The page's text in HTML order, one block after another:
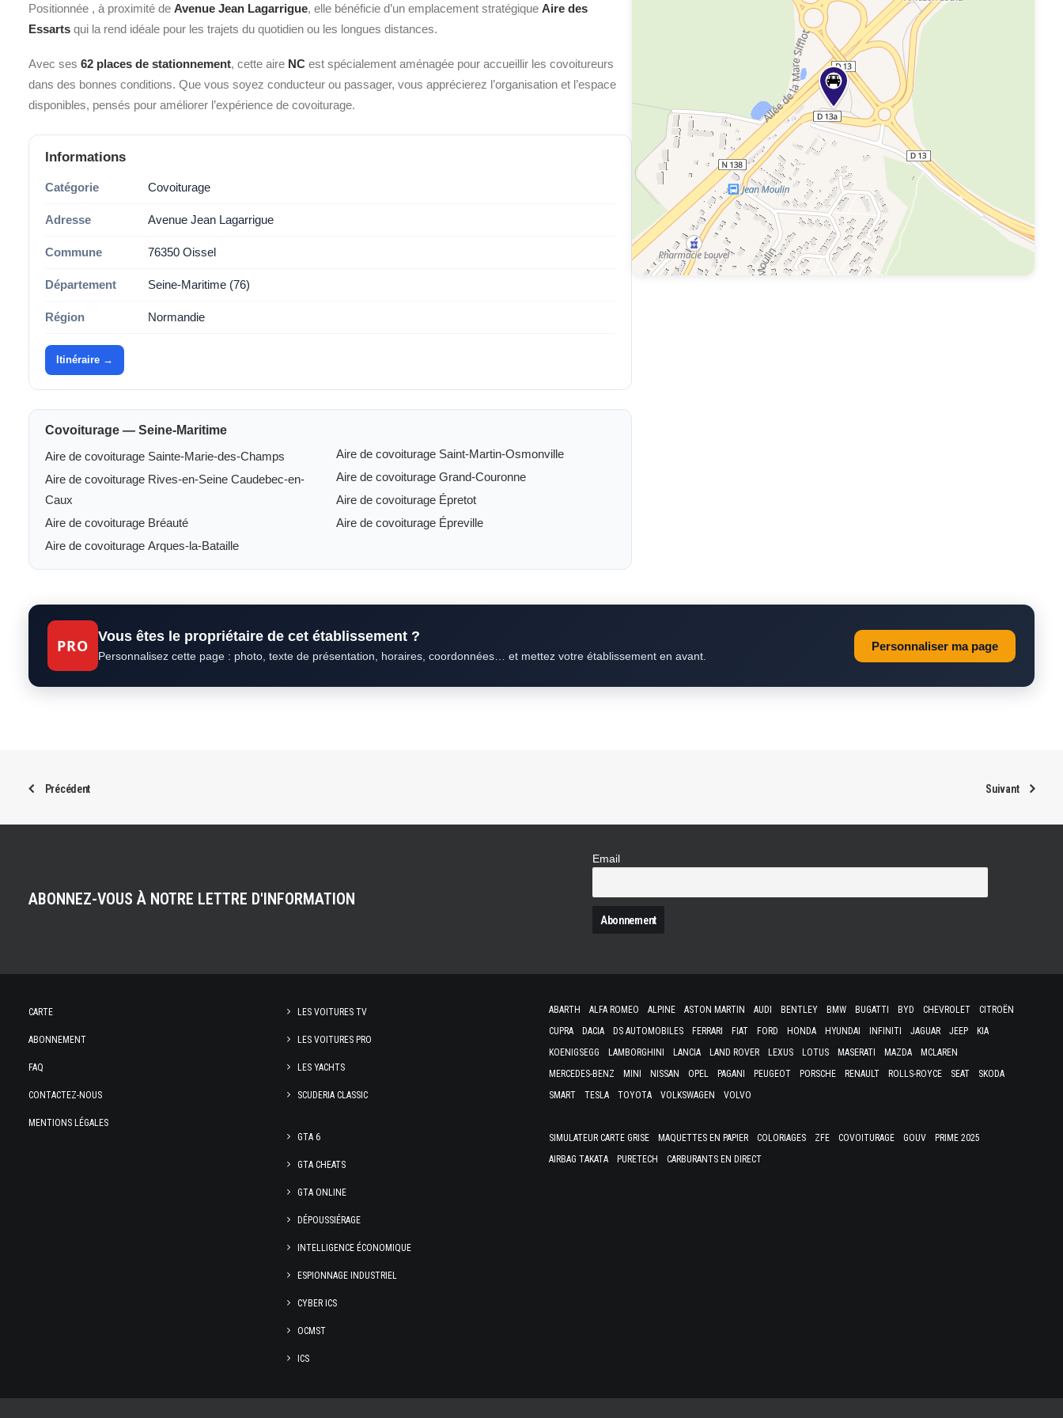
Positionnée , à proximité de Avenue Jean Lagarrigue, elle bénéficie d’un emplacement stratégique Aire des
Essarts qui la rend idéale pour les trajets du quotidien ou les longues distances.
Avec ses 62 places de stationnement, cette aire NC est spécialement aménagée pour accueillir les covoitureurs
dans des bonnes conditions. Que vous soyez conducteur ou passager, vous apprécierez l’organisation et l’espace
disponibles, pensés pour améliorer l’expérience de covoiturage.
Informations
Catégorie Covoiturage
Adresse Avenue Jean Lagarrigue
Commune 76350 Oissel
Département Seine-Maritime (76)
Région Normandie
Itinéraire →
Covoiturage — Seine-Maritime
Aire de covoiturage Sainte-Marie-des-Champs
Aire de covoiturage Rives-en-Seine Caudebec-en-
Caux
Aire de covoiturage Bréauté
Aire de covoiturage Arques-la-Bataille
Aire de covoiturage Saint-Martin-Osmonville
Aire de covoiturage Grand-Couronne
Aire de covoiturage Épretot
Aire de covoiturage Épreville
PRO
Vous êtes le propriétaire de cet établissement ?
Personnalisez cette page : photo, texte de présentation, horaires, coordonnées… et mettez votre établissement en avant.
Personnaliser ma page
Précédent Suivant
ABONNEZ-VOUS À NOTRE LETTRE D'INFORMATION
Email
CARTE
ABONNEMENT
FAQ
CONTACTEZ-NOUS
MENTIONS LÉGALES
LES VOITURES TV
LES VOITURES PRO
LES YACHTS
SCUDERIA CLASSIC
GTA 6
GTA CHEATS
GTA ONLINE
DÉPOUSSIÉRAGE
INTELLIGENCE ÉCONOMIQUE
ESPIONNAGE INDUSTRIEL
CYBER ICS
OCMST
ICS
ABARTH ALFA ROMEO ALPINE ASTON MARTIN AUDI BENTLEY BMW BUGATTI BYD CHEVROLET
CITROËN
CUPRA
DACIA DS AUTOMOBILES FERRARI FIAT FORD HONDA HYUNDAI INFINITI JAGUAR JEEP
KIA
KOENIGSEGG
LAMBORGHINI LANCIA LAND ROVER LEXUS LOTUS MASERATI MAZDA
MCLAREN
MERCEDES-BENZ
MINI NISSAN OPEL PAGANI PEUGEOT PORSCHE RENAULT ROLLS-ROYCE SEAT
SKODA
SMART
TESLA TOYOTA VOLKSWAGEN VOLVO
SIMULATEUR CARTE GRISE MAQUETTES EN PAPIER COLORIAGES ZFE COVOITURAGE GOUV
PRIME 2025
AIRBAG TAKATA
PURETECH CARBURANTS EN DIRECT